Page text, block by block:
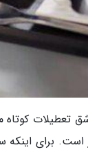
تعطیلات
برای